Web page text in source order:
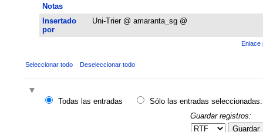
Notas
Insertado
por
Uni-Trier @ amaranta_sg @
Enlace
Seleccionar todo Deseleccionar todo
Todas las entradas
Sólo las entradas seleccionadas:
Guardar registros:
Guardar